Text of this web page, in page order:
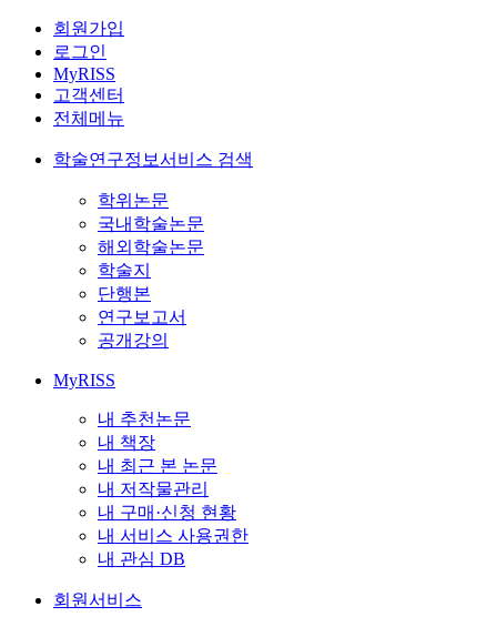
회원가입
로그인
MyRISS
고객센터
전체메뉴
학술연구정보서비스 검색
학위논문
국내학술논문
해외학술논문
학술지
단행본
연구보고서
공개강의
MyRISS
내 추천논문
내 책장
내 최근 본 논문
내 저작물관리
내 구매·신청 현황
내 서비스 사용권한
내 관심 DB
회원서비스